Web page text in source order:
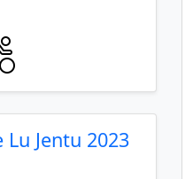
Lu Jentu 2023